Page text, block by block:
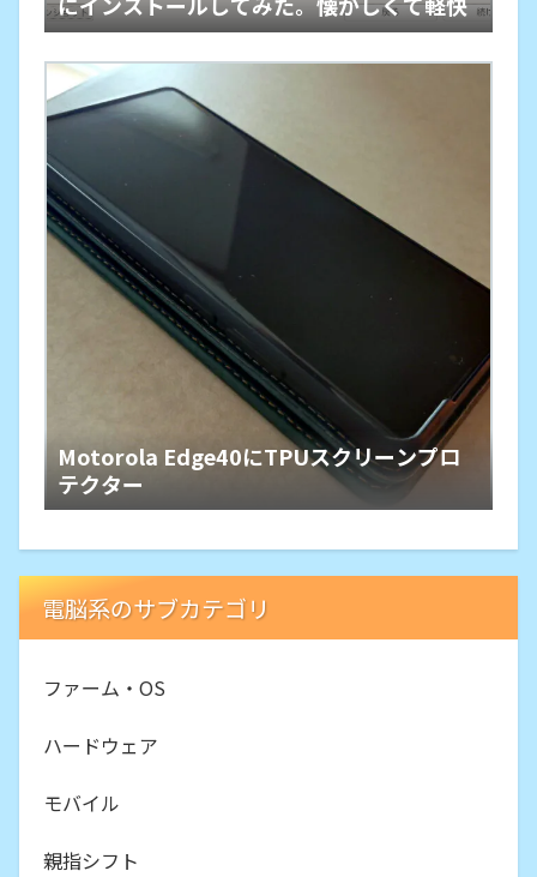
Motorola Edge40にTPUスクリーンプロ
テクター
電脳系のサブカテゴリ
ファーム・OS
ハードウェア
モバイル
親指シフト